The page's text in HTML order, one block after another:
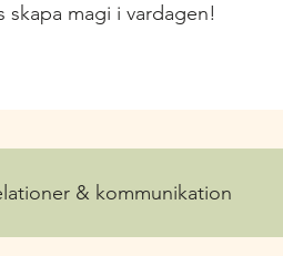
magi i vardagen!
& kommunikation